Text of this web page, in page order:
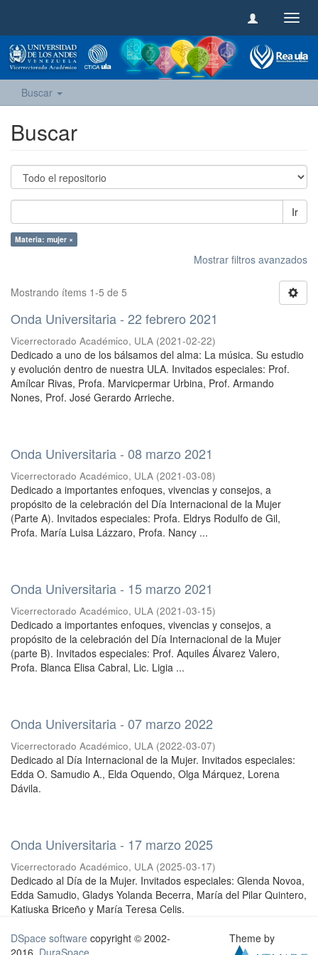
Buscar
Buscar
Ir
Materia: mujer ×
Mostrar filtros avanzados
Mostrando ítems 1-5 de 5
Onda Universitaria - 22 febrero 2021
Vicerrectorado Académico, ULA (2021-02-22)
Dedicado a uno de los bálsamos del alma: La música. Su estudio
y evolución dentro de nuestra ULA. Invitados especiales: Prof.
Amílcar Rivas, Profa. Marvicpermar Urbina, Prof. Armando
Nones, Prof. José Gerardo Arrieche.
Onda Universitaria - 08 marzo 2021
Vicerrectorado Académico, ULA (2021-03-08)
Dedicado a importantes enfoques, vivencias y consejos, a
propósito de la celebración del Día Internacional de la Mujer
(Parte A). Invitados especiales: Profa. Eldrys Rodulfo de Gil,
Profa. María Luisa Lázzaro, Profa. Nancy ...
Onda Universitaria - 15 marzo 2021
Vicerrectorado Académico, ULA (2021-03-15)
Dedicado a importantes enfoques, vivencias y consejos, a
propósito de la celebración del Día Internacional de la Mujer
(parte B). Invitados especiales: Prof. Aquiles Álvarez Valero,
Profa. Blanca Elisa Cabral, Lic. Ligia ...
Onda Universitaria - 07 marzo 2022
Vicerrectorado Académico, ULA (2022-03-07)
Dedicado al Día Internacional de la Mujer. Invitados especiales:
Edda O. Samudio A., Elda Oquendo, Olga Márquez, Lorena
Dávila.
Onda Universitaria - 17 marzo 2025
Vicerrectorado Académico, ULA (2025-03-17)
Dedicado al Día de la Mujer. Invitados especiales: Glenda Novoa,
Edda Samudio, Gladys Yolanda Becerra, María del Pilar Quintero,
Katiuska Briceño y María Teresa Celis.
DSpace software copyright © 2002-
2016 DuraSpace
Theme by